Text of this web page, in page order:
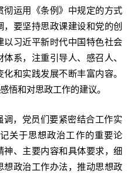
运用《条例》中规定的方式
要坚持思政课建设和党的创
习近平新时代中国特色社会
系，注重引导人、感召人、
和实践发展不断丰富内容。
悟和对思政工作的建议。
调，党员们要紧密结合工作实
关于思想政治工作的重要论
、主要内容和具体要求，细
政治工作办法，推动思想政